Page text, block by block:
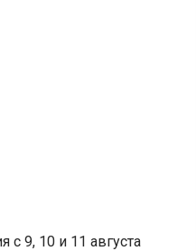
9, 10 и 11 августа